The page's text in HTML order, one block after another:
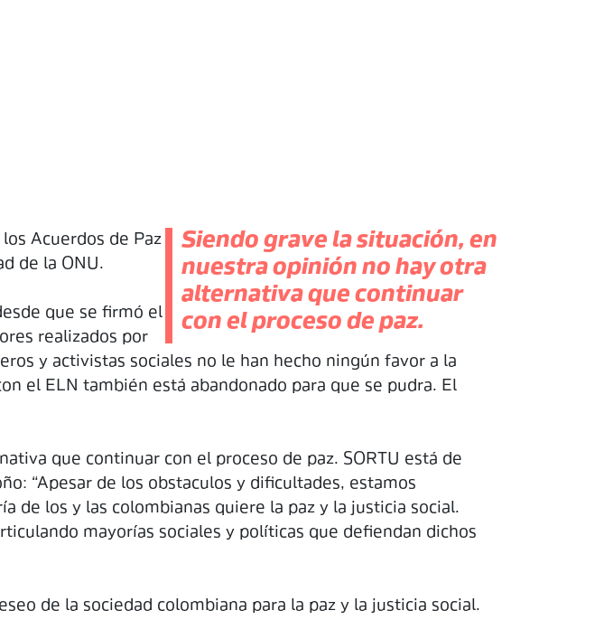
Siendo grave la situación, en
nuestra opinión no hay otra
alternativa que continuar
con el proceso de paz.
Acuerdos de Paz
de la ONU.
que se firmó el
realizados por
y activistas sociales no le han hecho ningún favor a la
el ELN también está abandonado para que se pudra. El
que continuar con el proceso de paz. SORTU está de
“Apesar de los obstaculos y dificultades, estamos
de los y las colombianas quiere la paz y la justicia social.
mayorías sociales y políticas que defiendan dichos
de la sociedad colombiana para la paz y la justicia social.